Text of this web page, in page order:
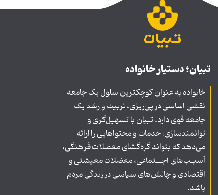
تبیان؛ دستیار خانواده
خانواده به عنوان کوچکترین سلول یک جامعه
نقشی اساسی در پی‌ریزی، تربیت و رشد یک
جامعه قوی دارد. تبیان با تسهیل‌گری و
توانمندسازی، خدمات و محتواهایی را ارائه
می‌دهد که بتواند گره‌گشای معضلات فرهنگی،
آسیـب‌های اجــتماعی، معضلات معیشتی و
اقتصادی و چالش‌های سیاسی در زندگی مردم
باشد.